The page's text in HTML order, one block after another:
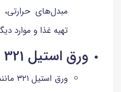
مبدل‌های
تهیه غذا و موارد
ورق استیل 321 (ضد سایش)